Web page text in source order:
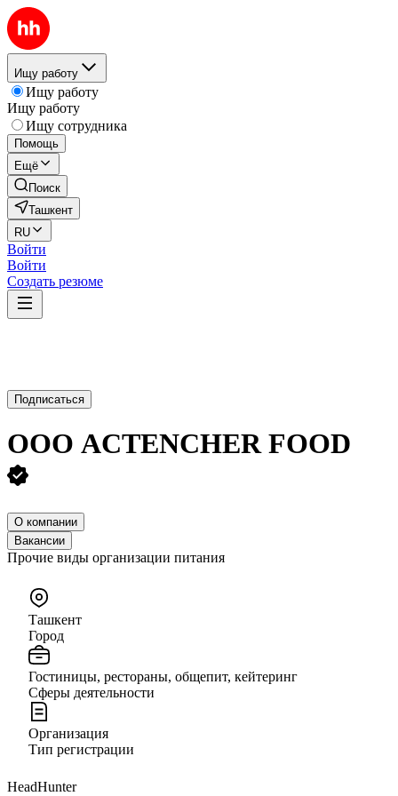
Ищу работу
Ищу работу
Ищу работу
Ищу сотрудника
Помощь
Ещё
Поиск
Ташкент
RU
Войти
Войти
Создать резюме
Подписаться
ООО ACTENCHER FOOD
О компании
Вакансии
Прочие виды организации питания
Ташкент
Город
Гостиницы, рестораны, общепит, кейтеринг
Сферы деятельности
Организация
Тип регистрации
HeadHunter